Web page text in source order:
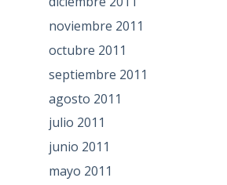
noviembre 2011
octubre 2011
septiembre 2011
agosto 2011
julio 2011
junio 2011
mayo 2011